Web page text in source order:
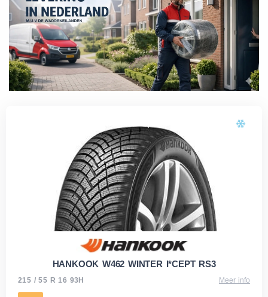
HANKOOK W462 WINTER I*CEPT RS3
215 / 55 R 16 93H Meer info